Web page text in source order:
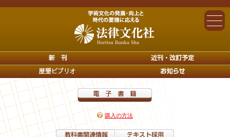
購入の方法